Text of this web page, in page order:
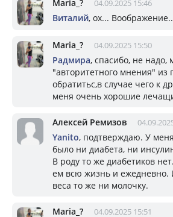
Mariа_? 04.09.2025 15:46
Виталий, ох...
Mariа_? 04.09.2025 15:50
Радмира, спасибо, не надо,
"авторитетного мнения" из
обратитьс,в случае чего к
меня очень хорошие
Алексей Ремизов
Yanito, подтверждаю. У
было ни диабета, ни
В роду то же диабетиков
ем всю жизнь и
веса то же ни молочку.
Mariа_? 04.09.2025 15:51